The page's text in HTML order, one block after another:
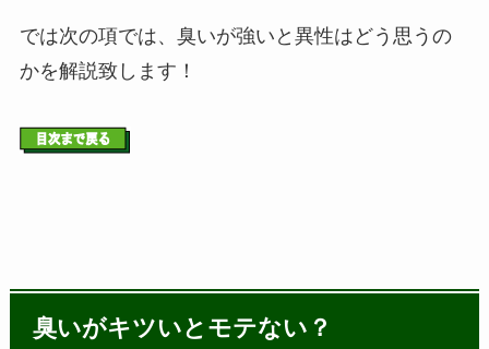
では次の項では、臭いが強いと異性はどう思うの
かを解説致します！
臭いがキツいとモテない？